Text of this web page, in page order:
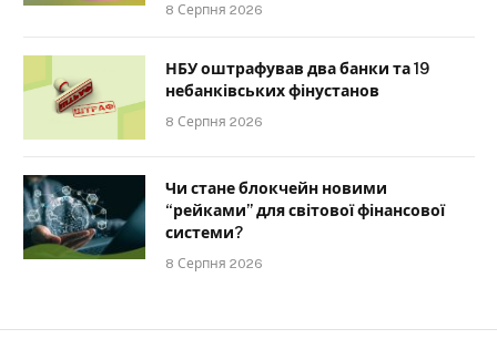
8 Серпня 2026
НБУ оштрафував два банки та 19
небанківських фінустанов
8 Серпня 2026
Чи стане блокчейн новими
“рейками” для світової фінансової
системи?
8 Серпня 2026